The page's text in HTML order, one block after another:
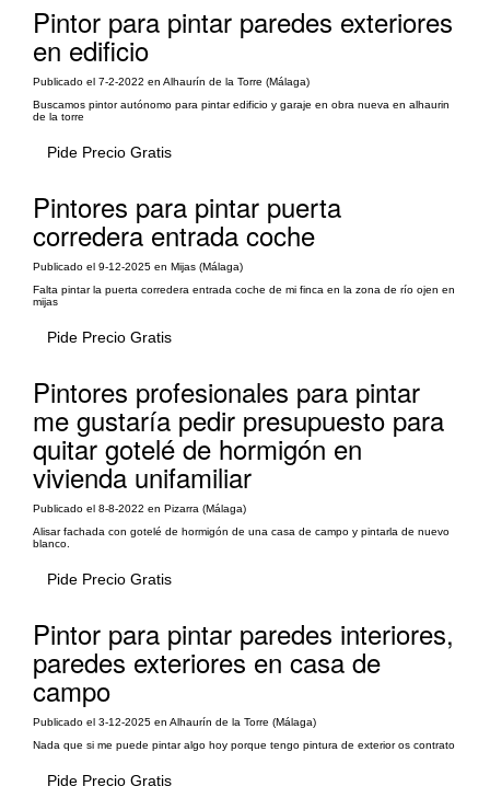
Pintor para pintar paredes exteriores
en edificio
Publicado el 7-2-2022 en Alhaurín de la Torre (Málaga)
Buscamos pintor autónomo para pintar edificio y garaje en obra nueva en alhaurin
de la torre
Pide Precio Gratis
Pintores para pintar puerta
corredera entrada coche
Publicado el 9-12-2025 en Mijas (Málaga)
Falta pintar la puerta corredera entrada coche de mi finca en la zona de río ojen en
mijas
Pide Precio Gratis
Pintores profesionales para pintar
me gustaría pedir presupuesto para
quitar gotelé de hormigón en
vivienda unifamiliar
Publicado el 8-8-2022 en Pizarra (Málaga)
Alisar fachada con gotelé de hormigón de una casa de campo y pintarla de nuevo
blanco.
Pide Precio Gratis
Pintor para pintar paredes interiores,
paredes exteriores en casa de
campo
Publicado el 3-12-2025 en Alhaurín de la Torre (Málaga)
Nada que si me puede pintar algo hoy porque tengo pintura de exterior os contrato
Pide Precio Gratis